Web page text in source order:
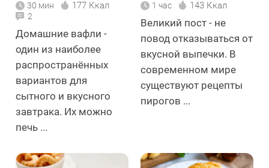
30 мин 177 Ккал
2
Домашние вафли -
один из наиболее
распространённых
вариантов для
сытного и вкусного
завтрака. Их можно
печь ...
1 час 143 Ккал
Великий пост - не
повод отказываться от
вкусной выпечки. В
современном мире
существуют рецепты
пирогов ...